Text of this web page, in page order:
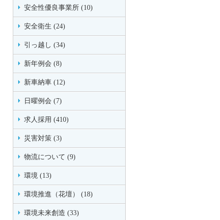
安全性優良事業所 (10)
安全衛生 (24)
引っ越し (34)
新年例会 (8)
新車納車 (12)
日曜例会 (7)
求人採用 (410)
災害対策 (3)
物流について (9)
環境 (13)
環境推進（花壇） (18)
環境未来創造 (33)